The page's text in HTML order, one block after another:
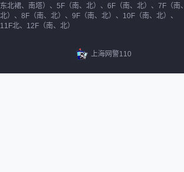
东北裙、南塔）、5F（南、北）、6F（南、北）、7F（南、
北）、8F（南、北）、9F（南、北）、10F（南、北）、
11F北、12F（南、北）
上海网警110